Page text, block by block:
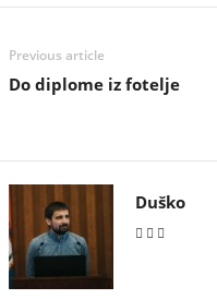
Previous article
Do diplome iz fotelje
Duško